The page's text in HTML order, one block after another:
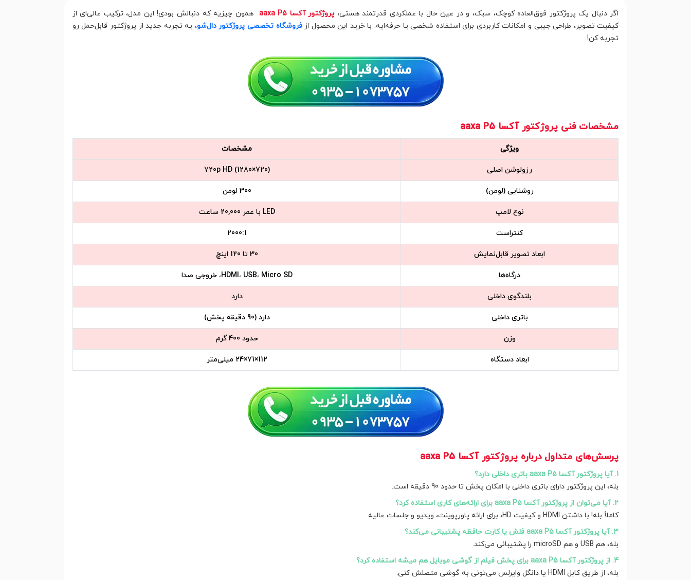
اگر دنبال یک پروژکتور فوق‌العاده کوچک، سبک، و در عین حال با عملکردی قدرتمند هستی، پروژکتور آکسا aaxa P5
همون چیزیه که دنبالش بودی! این مدل، ترکیب عالی‌ای از
کیفیت تصویر، طراحی جیبی و امکانات کاربردی برای استفاده شخصی یا حرفه‌ایه. با خرید این محصول ازفروشگاه تخصصی پروژکتور دال‌شو، یه تجربه جدید از پروژکتور قابل‌حمل رو
تجربه کن!
مشخصات فنی پروژکتور آکسا aaxa P5
ویژگی‌ مشخصات
رزولوشن اصلی 720p HD (1280×720)
روشنایی (لومن) 300 لومن
نوع لامپ LED با عمر 20,000 ساعت
کنتراست 2000:1
ابعاد تصویر قابل‌نمایش 30 تا 120 اینچ
درگاه‌ها HDMI، USB، Micro SD، خروجی صدا
بلندگوی داخلی دارد
باتری داخلی دارد (90 دقیقه پخش)
وزن حدود 400 گرم
ابعاد دستگاه 112×71×24 میلی‌متر
پرسش‌های متداول درباره پروژکتور آکسا aaxa P5
1. آیا پروژکتور آکسا aaxa P5 باتری داخلی دارد؟
بله، این پروژکتور دارای باتری داخلی با امکان پخش تا حدود 90 دقیقه است.
2. آیا می‌توان از پروژکتور آکسا aaxa P5 برای ارائه‌های کاری استفاده کرد؟
کاملاً بله! با داشتن HDMI و کیفیت HD، برای ارائه پاورپوینت، ویدیو و جلسات عالیه.
3. آیا پروژکتور آکسا aaxa P5 فلش یا کارت حافظه پشتیبانی می‌کند؟
بله، هم USB و هم microSD را پشتیبانی می‌کند.
4. از پروژکتور آکسا aaxa P5 برای پخش فیلم از گوشی موبایل هم میشه استفاده کرد؟
بله، از طریق کابل HDMI یا دانگل وایرلس می‌تونی به گوشی متصلش کنی.